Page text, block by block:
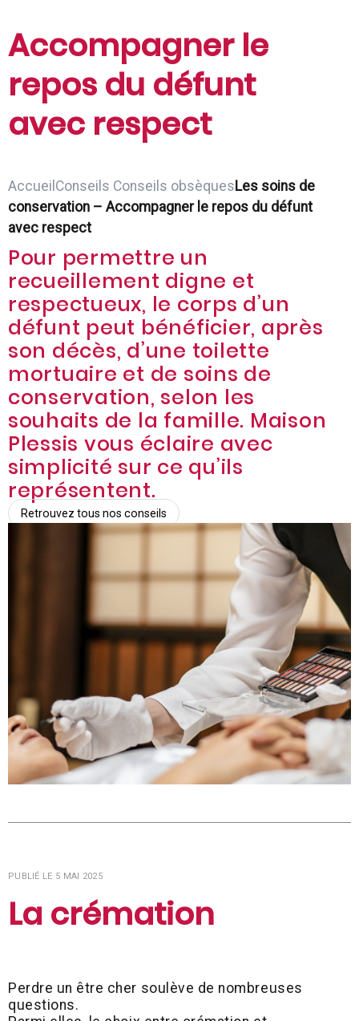
Accompagner le
repos du défunt
avec respect
Accueil Conseils Conseils obsèques Les soins de
conservation – Accompagner le repos du défunt
avec respect
Pour permettre un
recueillement digne et
respectueux, le corps d’un
défunt peut bénéficier, après
son décès, d’une toilette
mortuaire et de soins de
conservation, selon les
souhaits de la famille. Maison
Plessis vous éclaire avec
simplicité sur ce qu’ils
représentent.
Retrouvez tous nos conseils
PUBLIÉ LE 5 MAI 2025
La crémation
Perdre un être cher soulève de nombreuses
questions.